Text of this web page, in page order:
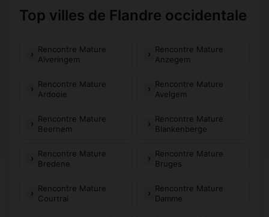
Top villes de Flandre occidentale
Rencontre Mature
Alveringem
Rencontre Mature
Anzegem
Rencontre Mature
Ardooie
Rencontre Mature
Avelgem
Rencontre Mature
Beernem
Rencontre Mature
Blankenberge
Rencontre Mature
Bredene
Rencontre Mature
Bruges
Rencontre Mature
Courtrai
Rencontre Mature
Damme